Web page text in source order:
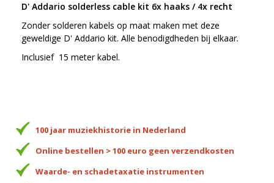
D' Addario solderless cable kit 6x haaks / 4x recht
Zonder solderen kabels op maat maken met deze
geweldige D' Addario kit. Alle benodigdheden bij elkaar.
Inclusief 15 meter kabel.
100 jaar muziekhistorie in Nederland
Online bestellen > 100 euro geen verzendkosten
Waarde- en schadetaxatie instrumenten